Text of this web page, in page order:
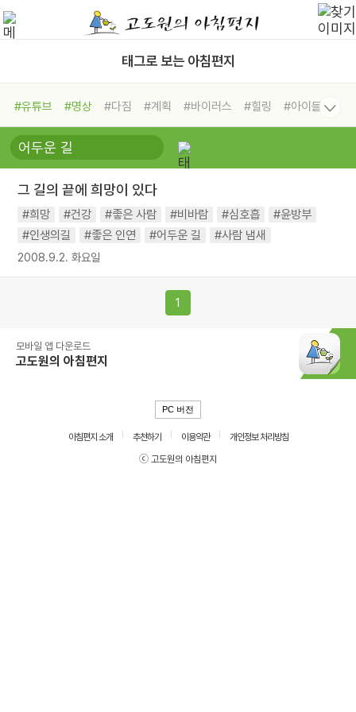
태그로 보는 아침편지
#유튜브 #명상 #다짐 #계획 #바이러스 #힐링
#아이들
#비전캠프
#독서캠프 #삶
#희망
#나눔 #친구 #링컨학교
#독서
#건강 #면역력
그 길의 끝에 희망이 있다
#희망 #건강 #좋은 사람 #비바람 #심호흡
#윤방부
#인생의길
#좋은 인연 #어두운 길 #사람 냄새
2008.9.2. 화요일
1
모바일 앱 다운로드
고도원의 아침편지
PC 버전
아침편지 소개 추천하기 이용약관
개인정보 처리방침
ⓒ 고도원의 아침편지